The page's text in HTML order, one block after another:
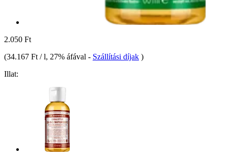
2.050 Ft
(34.167 Ft / l, 27% áfával - Szállítási díjak )
Illat: